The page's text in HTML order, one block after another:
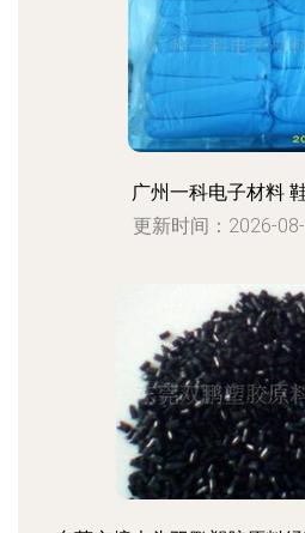
广州一科电子材料
更新时间：2026-